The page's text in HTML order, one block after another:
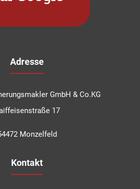
Adresse
GmbH & Co.KG
17
Monzelfeld
Kontakt